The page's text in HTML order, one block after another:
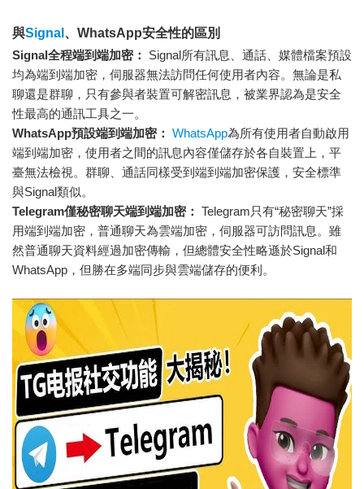
與Signal 、WhatsApp安全性的區別
Signal全程端到端加密：
Signal所有訊息、通話、媒體檔案預設
均為端到端加密，伺服器無法訪問任何使用者內容。無論是私
聊還是群聊，只有參與者裝置可解密訊息，被業界認為是安全
性最高的通訊工具之一。
WhatsApp預設端到端加密： WhatsApp為所有使用者自動啟用
端到端加密，使用者之間的訊息內容僅儲存於各自裝置上，平
臺無法檢視。群聊、通話同樣受到端到端加密保護，安全標準
與Signal類似。
Telegram僅秘密聊天端到端加密： Telegram只有“秘密聊天”採
用端到端加密，普通聊天為雲端加密，伺服器可訪問訊息。雖
然普通聊天資料經過加密傳輸，但總體安全性略遜於Signal和
WhatsApp，但勝在多端同步與雲端儲存的便利。